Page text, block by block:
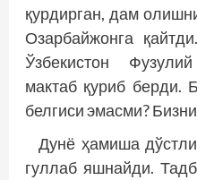
қурдирган, дам
Озарбайжонга
Ўзбекистон
мактаб қуриб берди.
белгиси эмасми?
Дунё ҳамиша
гуллаб яшнайди.